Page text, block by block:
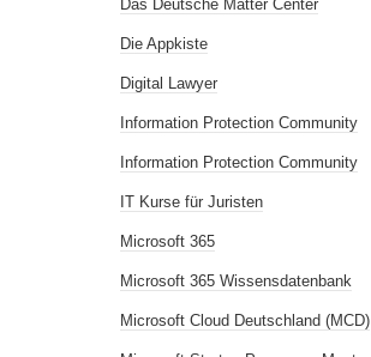
Das Deutsche Matter Center
Die Appkiste
Digital Lawyer
Information Protection Community
Information Protection Community
IT Kurse für Juristen
Microsoft 365
Microsoft 365 Wissensdatenbank
Microsoft Cloud Deutschland (MCD)